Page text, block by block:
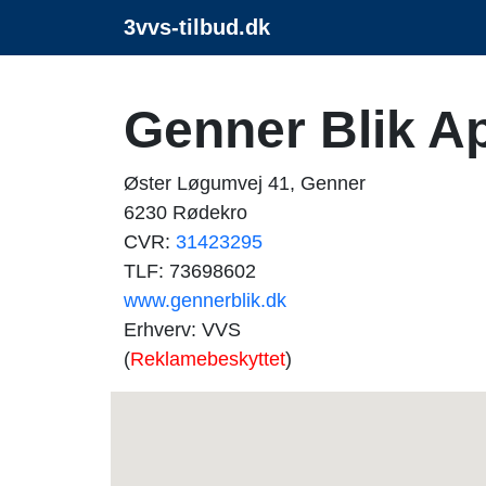
3vvs-tilbud.dk
Genner Blik
Øster Løgumvej 41, Genner
6230 Rødekro
CVR: 31423295
TLF: 73698602
www.gennerblik.dk
Erhverv: VVS
(Reklamebeskyttet)